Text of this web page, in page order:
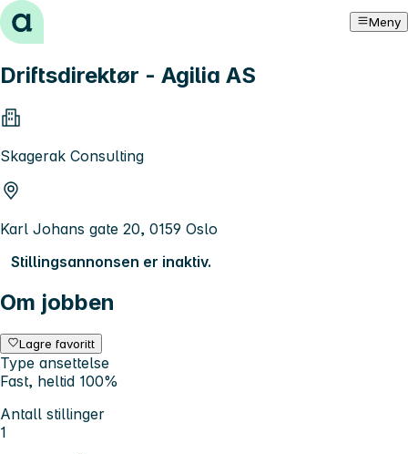
Hopp til innhold Meny
Driftsdirektør - Agilia AS
Skagerak Consulting
Karl Johans gate 20, 0159 Oslo
Stillingsannonsen er inaktiv.
Om jobben
Lagre favoritt
Type ansettelse
Fast, heltid 100%
Antall stillinger
1